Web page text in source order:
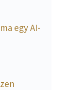
egy AI-